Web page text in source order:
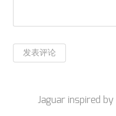
Jaguar inspired by